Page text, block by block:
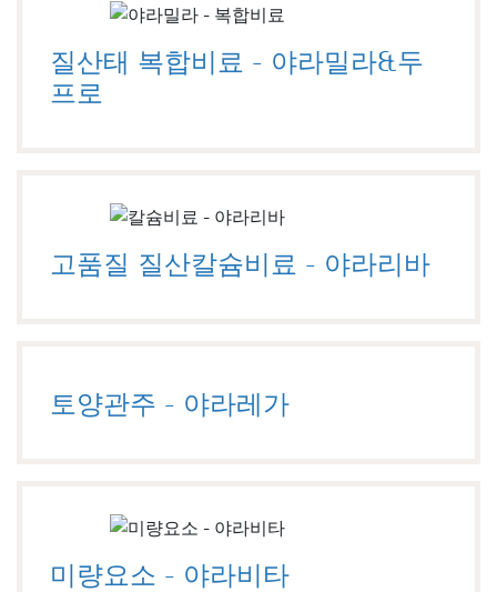
질산태 복합비료 - 야라밀라&두
프로
고품질 질산칼슘비료 - 야라리바
토양관주 - 야라레가
미량요소 - 야라비타